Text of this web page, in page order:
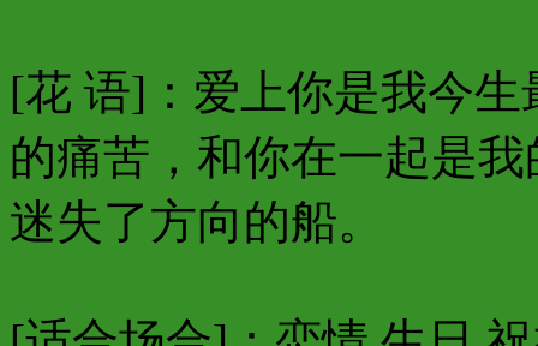
[花 语]：爱上你是我今
的痛苦，和你在一起是
迷失了方向的船。